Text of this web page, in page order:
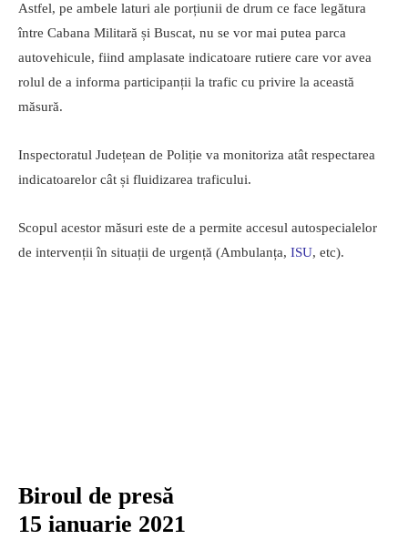
Astfel, pe ambele laturi ale porțiunii de drum ce face legătura
între Cabana Militară și Buscat, nu se vor mai putea parca
autovehicule, fiind amplasate indicatoare rutiere care vor avea
rolul de a informa participanții la trafic cu privire la această
măsură.
Inspectoratul Județean de Poliție va monitoriza atât respectarea
indicatoarelor cât și fluidizarea traficului.
Scopul acestor măsuri este de a permite accesul autospecialelor
de intervenții în situații de urgență (Ambulanța, ISU, etc).
Biroul de presă
15 ianuarie 2021